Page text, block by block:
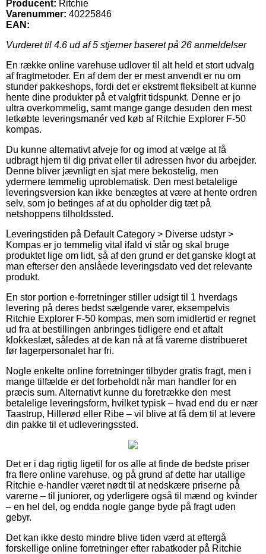
Producent: Ritchie
Varenummer: 40225846
EAN:
Vurderet til 4.6 ud af 5 stjerner baseret på 26 anmeldelser
En række online varehuse udlover til alt held et stort udvalg
af fragtmetoder. En af dem der er mest anvendt er nu om
stunder pakkeshops, fordi det er ekstremt fleksibelt at kunne
hente dine produkter på et valgfrit tidspunkt. Denne er jo
ultra overkommelig, samt mange gange desuden den mest
letkøbte leveringsmanér ved køb af Ritchie Explorer F-50
kompas.
Du kunne alternativt afveje for og imod at vælge at få
udbragt hjem til dig privat eller til adressen hvor du arbejder.
Denne bliver jævnligt en sjat mere bekostelig, men
ydermere temmelig uproblematisk. Den mest betalelige
leveringsversion kan ikke benægtes at være at hente ordren
selv, som jo betinges af at du opholder dig tæt på
netshoppens tilholdssted.
Leveringstiden på Default Category > Diverse udstyr >
Kompas er jo temmelig vital ifald vi står og skal bruge
produktet lige om lidt, så af den grund er det ganske klogt at
man efterser den anslåede leveringsdato ved det relevante
produkt.
En stor portion e-forretninger stiller udsigt til 1 hverdags
levering på deres bedst sælgende varer, eksempelvis
Ritchie Explorer F-50 kompas, men som imidlertid er regnet
ud fra at bestillingen anbringes tidligere end et aftalt
klokkeslæt, således at de kan nå at få varerne distribueret
før lagerpersonalet har fri.
Nogle enkelte online forretninger tilbyder gratis fragt, men i
mange tilfælde er det forbeholdt når man handler for en
præcis sum. Alternativt kunne du foretrække den mest
betalelige leveringsform, hvilket typisk – hvad end du er nær
Taastrup, Hillerød eller Ribe – vil blive at få dem til at levere
din pakke til et udleveringssted.
Det er i dag rigtig ligetil for os alle at finde de bedste priser
fra flere online varehuse, og på grund af dette har utallige
Ritchie e-handler været nødt til at nedskære priserne på
varerne – til juniorer, og yderligere også til mænd og kvinder
– en hel del, og endda nogle gange byde på fragt uden
gebyr.
Det kan ikke desto mindre blive tiden værd at eftergå
forskellige online forretninger efter rabatkoder på Ritchie